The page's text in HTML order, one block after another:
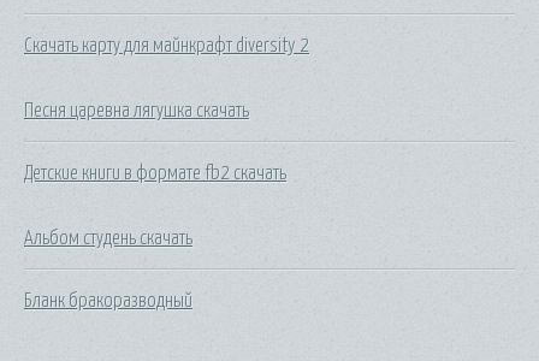
Скачать карту для майнкрафт diversity 2
Песня царевна лягушка скачать
Детские книги в формате fb2 скачать
Альбом студень скачать
Бланк бракоразводный